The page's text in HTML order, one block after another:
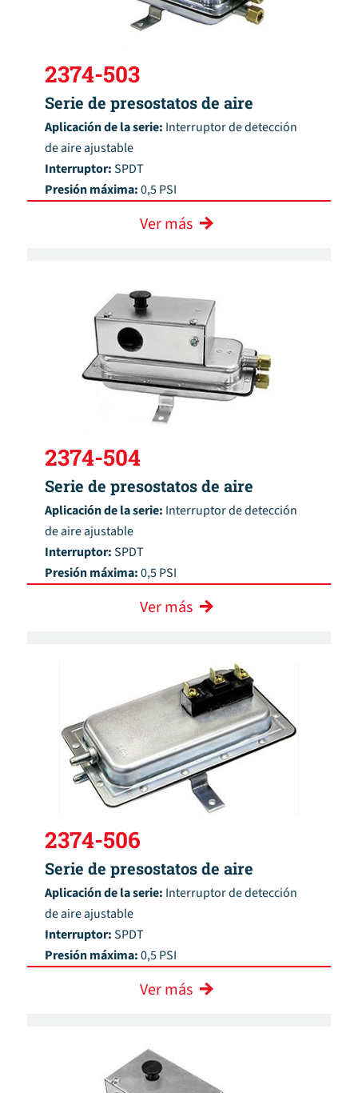
2374-503
Serie de presostatos de aire
Aplicación de la serie: Interruptor de detección
de aire ajustable
Interruptor:SPDT
Presión máxima:0,5 PSI
Ver más
2374-504
Serie de presostatos de aire
Aplicación de la serie: Interruptor de detección
de aire ajustable
Interruptor:SPDT
Presión máxima:0,5 PSI
Ver más
2374-506
Serie de presostatos de aire
Aplicación de la serie: Interruptor de detección
de aire ajustable
Interruptor:SPDT
Presión máxima:0,5 PSI
Ver más